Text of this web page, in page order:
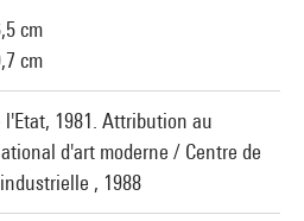
cm
cm
l'Etat, 1981. Attribution au
d'art moderne / Centre de
, 1988